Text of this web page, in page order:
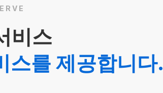
비스
스를 제공합니다.